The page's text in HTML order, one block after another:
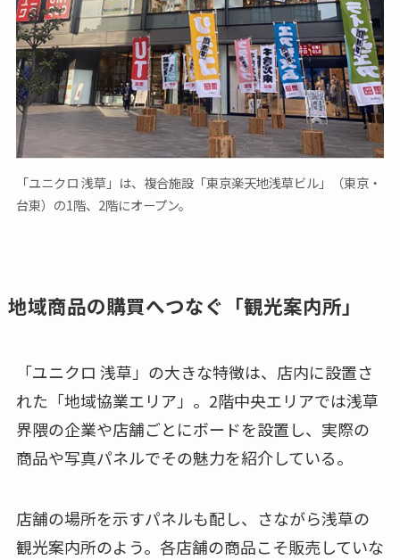
「ユニクロ 浅草」は、複合施設「東京楽天地浅草ビル」（東京・
台東）の1階、2階にオープン。
地域商品の購買へつなぐ「観光案内所」
「ユニクロ 浅草」の大きな特徴は、店内に設置さ
れた「地域協業エリア」。2階中央エリアでは浅草
界隈の企業や店舗ごとにボードを設置し、実際の
商品や写真パネルでその魅力を紹介している。
店舗の場所を示すパネルも配し、さながら浅草の
観光案内所のよう。各店舗の商品こそ販売していな